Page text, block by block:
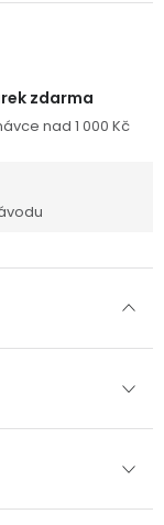
zdarma
nad 1 000 Kč